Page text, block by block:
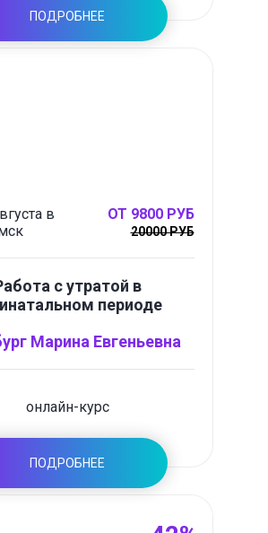
ПОДРОБНЕЕ
в
ОТ 9800 РУБ
20000 РУБ
с утратой в
периоде
Марина Евгеньевна
онлайн-курс
ПОДРОБНЕЕ